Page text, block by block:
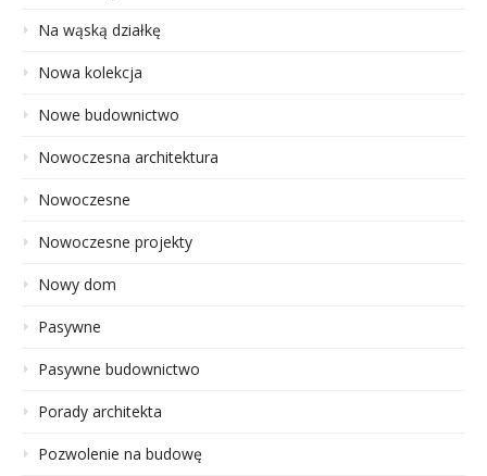
Na wąską działkę
Nowa kolekcja
Nowe budownictwo
Nowoczesna architektura
Nowoczesne
Nowoczesne projekty
Nowy dom
Pasywne
Pasywne budownictwo
Porady architekta
Pozwolenie na budowę